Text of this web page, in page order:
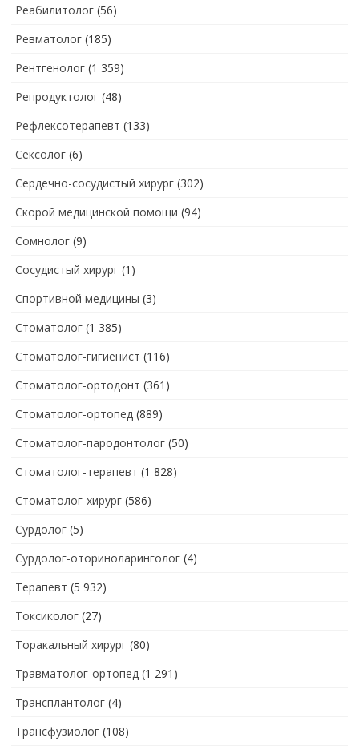
Реабилитолог (56)
Ревматолог (185)
Рентгенолог (1 359)
Репродуктолог (48)
Рефлексотерапевт (133)
Сексолог (6)
Сердечно-сосудистый хирург (302)
Скорой медицинской помощи (94)
Сомнолог (9)
Сосудистый хирург (1)
Спортивной медицины (3)
Стоматолог (1 385)
Стоматолог-гигиенист (116)
Стоматолог-ортодонт (361)
Стоматолог-ортопед (889)
Стоматолог-пародонтолог (50)
Стоматолог-терапевт (1 828)
Стоматолог-хирург (586)
Сурдолог (5)
Сурдолог-оториноларинголог (4)
Терапевт (5 932)
Токсиколог (27)
Торакальный хирург (80)
Травматолог-ортопед (1 291)
Трансплантолог (4)
Трансфузиолог (108)